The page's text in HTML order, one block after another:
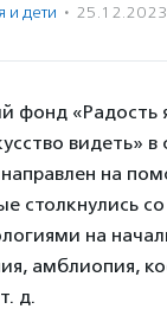
и дети · 25.12.2023
фонд «Радость
видеть» в
на
столкнулись со
на
амблиопия,
д.